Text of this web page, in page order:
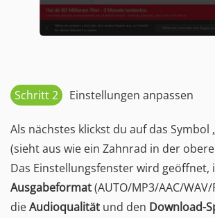
Schritt 2 Einstellungen anpassen
Als nächstes klickst du auf das Symbol
(sieht aus wie ein Zahnrad in der
Das Einstellungsfenster wird geöffnet,
Ausgabeformat(AUTO/MP3/AAC/WAV/
dieAudioqualität und den Download-